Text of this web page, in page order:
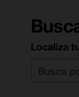
Localiza